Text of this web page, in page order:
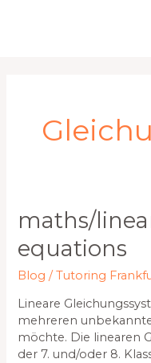
maths/
equations
Blog /Tutoring
Lineare
mehreren
möchte. Die linearen
der 7. und/oder 8.
Maths/linear
systems
of
equations